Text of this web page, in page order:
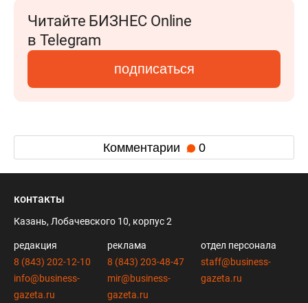
Читайте БИЗНЕС Online
в Telegram
подписаться
Комментарии 0
контакты
Казань, Лобачевского 10, корпус 2
редакция
8 (843) 202-12-10
info@business-
gazeta.ru
реклама
8 (843) 203-48-47
mir@business-
gazeta.ru
отдел персонала
staff@business-
gazeta.ru